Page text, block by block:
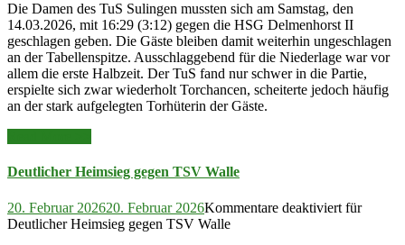
Die Damen des TuS Sulingen mussten sich am Samstag, den
14.03.2026, mit 16:29 (3:12) gegen die HSG Delmenhorst II
geschlagen geben. Die Gäste bleiben damit weiterhin ungeschlagen
an der Tabellenspitze. Ausschlaggebend für die Niederlage war vor
allem die erste Halbzeit. Der TuS fand nur schwer in die Partie,
erspielte sich zwar wiederholt Torchancen, scheiterte jedoch häufig
an der stark aufgelegten Torhüterin der Gäste.
Deutlicher Heimsieg gegen TSV Walle
20. Februar 202620. Februar 2026Kommentare deaktiviert für
Deutlicher Heimsieg gegen TSV Walle